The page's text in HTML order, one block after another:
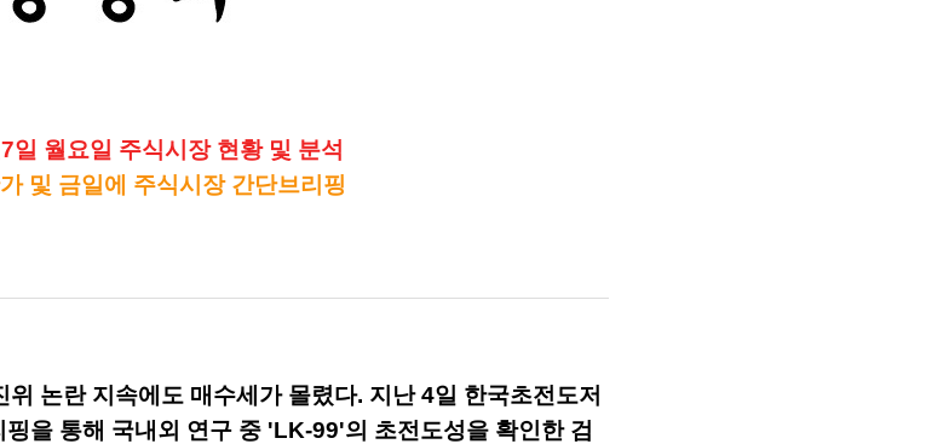
일 월요일 주식시장 현황 및 분석
및 금일에 주식시장 간단브리핑
논란 지속에도 매수세가 몰렸다. 지난 4일 한국초전도저
을 통해 국내외 연구 중 'LK-99'의 초전도성을 확인한 검